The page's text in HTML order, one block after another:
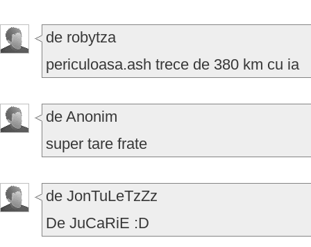
de robytza
periculoasa.ash trece de 380 km cu ia
de Anonim
super tare frate
de JonTuLeTzZz
De JuCaRiE :D